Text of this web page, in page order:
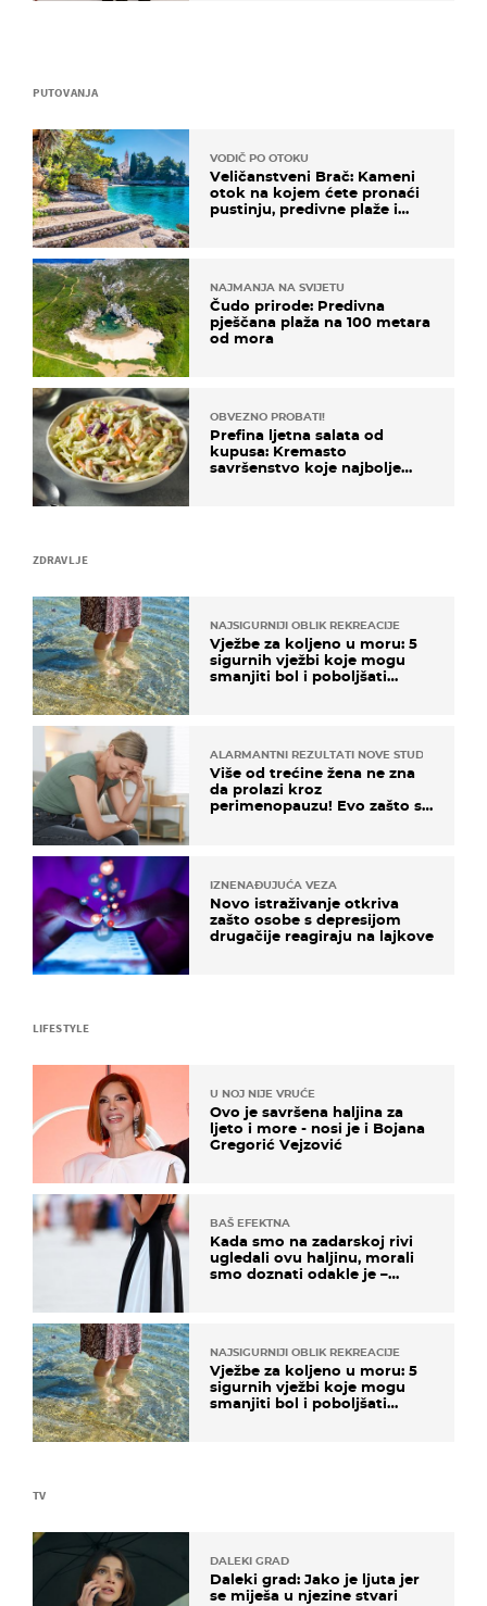
ZDRAVLJE
NAJSIGURNIJI OBLIK REKREACIJE
Vježbe za koljeno u moru: 5
sigurnih vježbi koje mogu
smanjiti bol i poboljšati
ALARMANTNI REZULTATI NOVE STUDIJE
Više od trećine žena ne zna
da prolazi kroz
perimenopauzu! Evo zašto su
IZNENAĐUJUĆA VEZA
Novo istraživanje otkriva
zašto osobe s depresijom
drugačije reagiraju na lajkove
TV
DALEKI GRAD
Daleki grad: Jako je ljuta jer
se miješa u njezine stvari
PUTOVANJA
VODIČ PO OTOKU
Veličanstveni Brač: Kameni
otok na kojem ćete pronaći
pustinju, predivne plaže i
NAJMANJA NA SVIJETU
Čudo prirode: Predivna
pješčana plaža na 100 metara
od mora
OBVEZNO PROBATI!
Prefina ljetna salata od
kupusa: Kremasto
savršenstvo koje najbolje
LIFESTYLE
U NOJ NIJE VRUĆE
Ovo je savršena haljina za
ljeto i more - nosi je i Bojana
Gregorić Vejzović
BAŠ EFEKTNA
Kada smo na zadarskoj rivi
ugledali ovu haljinu, morali
smo doznati odakle je –
NAJSIGURNIJI OBLIK REKREACIJE
Vježbe za koljeno u moru: 5
sigurnih vježbi koje mogu
smanjiti bol i poboljšati